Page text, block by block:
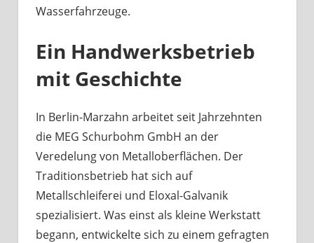
Wasserfahrzeuge.
Ein Handwerksbetrieb
mit Geschichte
In Berlin-Marzahn arbeitet seit Jahrzehnten
die MEG Schurbohm GmbH an der
Veredelung von Metalloberflächen. Der
Traditionsbetrieb hat sich auf
Metallschleiferei und Eloxal-Galvanik
spezialisiert. Was einst als kleine Werkstatt
begann, entwickelte sich zu einem gefragten